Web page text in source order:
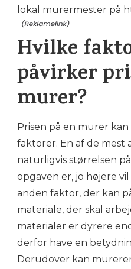
lokal murermester på
Hvilke
påvirker
murer?
Prisen på en murer
faktorer. En af de
naturligvis størrelsen
opgaven er, jo højere
anden faktor, der kan
materiale, der skal
materialer er dyrere
derfor have en
Derudover kan